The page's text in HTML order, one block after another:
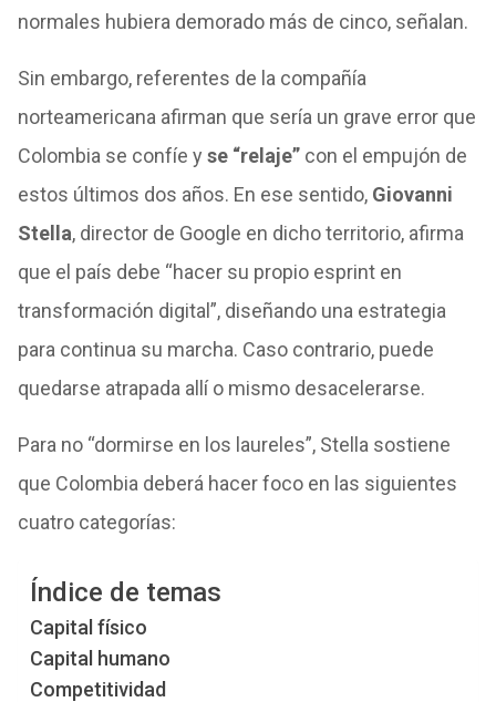
normales hubiera demorado más de cinco, señalan.
Sin embargo, referentes de la compañía
norteamericana afirman que sería un grave error que
Colombia se confíe y se “relaje”con el empujón de
estos últimos dos años. En ese sentido,Giovanni
Stella, director de Google en dicho territorio, afirma
que el país debe “hacer su propio esprint en
transformación digital”, diseñando una estrategia
para continua su marcha. Caso contrario, puede
quedarse atrapada allí o mismo desacelerarse.
Para no “dormirse en los laureles”, Stella sostiene
que Colombia deberá hacer foco en las siguientes
cuatro categorías:
Índice de temas
Capital físico
Capital humano
Competitividad